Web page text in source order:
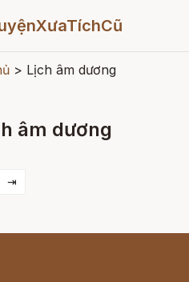
> Lịch âm dương
âm dương
⇥